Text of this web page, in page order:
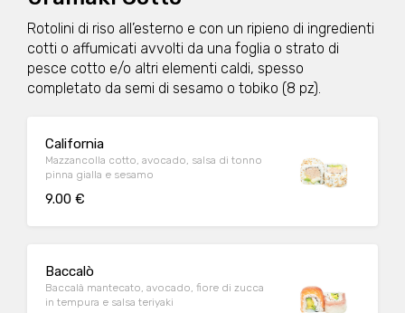
Rotolini di riso all’esterno e con un ripieno di ingredienti
cotti o affumicati avvolti da una foglia o strato di
pesce cotto e/o altri elementi caldi, spesso
completato da semi di sesamo o tobiko (8 pz).
California
Mazzancolla cotto, avocado, salsa di tonno
pinna gialla e sesamo
9.00 €
Baccalò
Baccalà mantecato, avocado, fiore di zucca
in tempura e salsa teriyaki